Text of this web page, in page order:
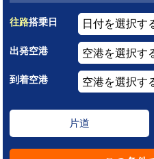
往路搭乗日
出発空港
到着空港
片道